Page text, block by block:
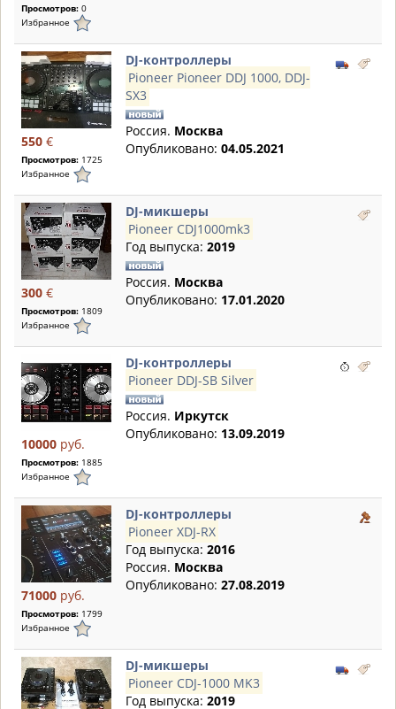
Просмотров: 0
Избранное
550 €
Просмотров: 1725
Избранное
DJ-контроллеры
Pioneer Pioneer DDJ 1000, DDJ-
SX3
Россия. Москва
Опубликовано: 04.05.2021
300 €
Просмотров: 1809
Избранное
DJ-микшеры
Pioneer CDJ1000mk3
Год выпуска: 2019
Россия. Москва
Опубликовано: 17.01.2020
10000 руб.
Просмотров: 1885
Избранное
DJ-контроллеры
Pioneer DDJ-SB Silver
Россия. Иркутск
Опубликовано: 13.09.2019
71000 руб.
Просмотров: 1799
Избранное
DJ-контроллеры
Pioneer XDJ-RX
Год выпуска: 2016
Россия. Москва
Опубликовано: 27.08.2019
DJ-микшеры
Pioneer CDJ-1000 MK3
Год выпуска: 2019